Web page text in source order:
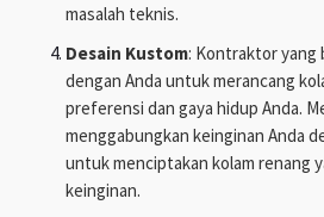
masalah teknis.
Desain Kustom: Kontraktor yang
dengan Anda untuk merancang
preferensi dan gaya hidup Anda.
menggabungkan keinginan Anda
untuk menciptakan kolam renang
keinginan.